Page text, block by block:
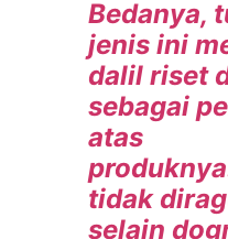
Bedanya,
jenis ini
dalil riset
sebagai
atas
tidak
selain